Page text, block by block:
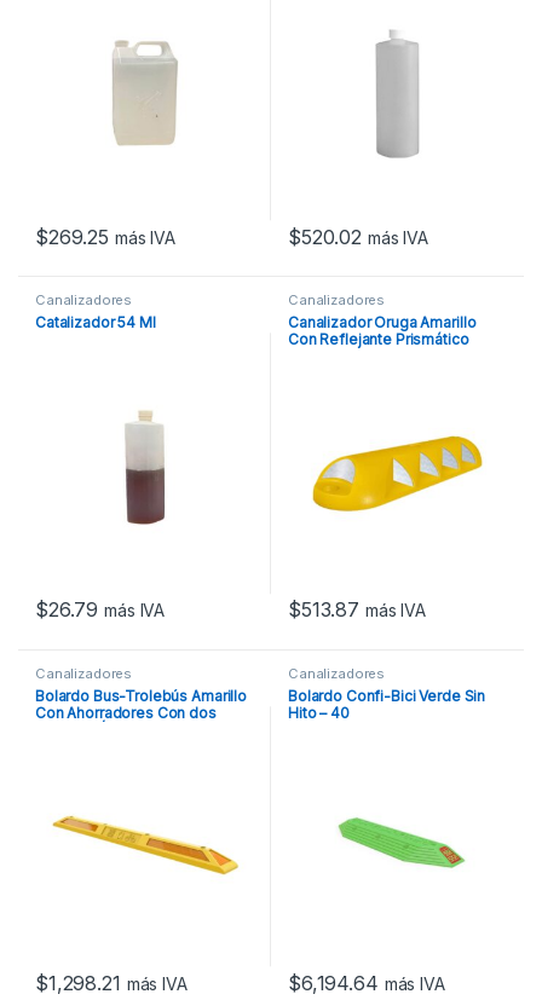
$269.25 más IVA $520.02 más IVA
Canalizadores
Catalizador 54 Ml
$26.79 más IVA
Canalizadores
Canalizador Oruga Amarillo
Con Reflejante Prismático
$513.87 más IVA
Canalizadores
Bolardo Bus-Trolebús Amarillo
Con Ahorradores Con dos
$1,298.21 más IVA
Canalizadores
Bolardo Confi-Bici Verde Sin
Hito – 40
$6,194.64 más IVA